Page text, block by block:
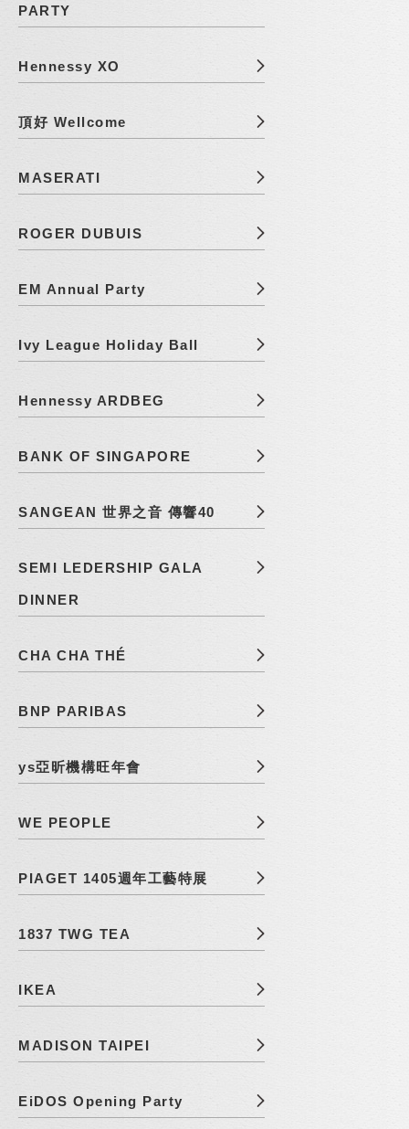
PARTY
Hennessy XO
頂好 Wellcome
MASERATI
ROGER DUBUIS
EM Annual Party
Ivy League Holiday Ball
Hennessy ARDBEG
BANK OF SINGAPORE
SANGEAN 世界之音 傳響40
SEMI LEDERSHIP GALA
DINNER
CHA CHA THÉ
BNP PARIBAS
ys亞昕機構旺年會
WE PEOPLE
PIAGET 1405週年工藝特展
1837 TWG TEA
IKEA
MADISON TAIPEI
EiDOS Opening Party